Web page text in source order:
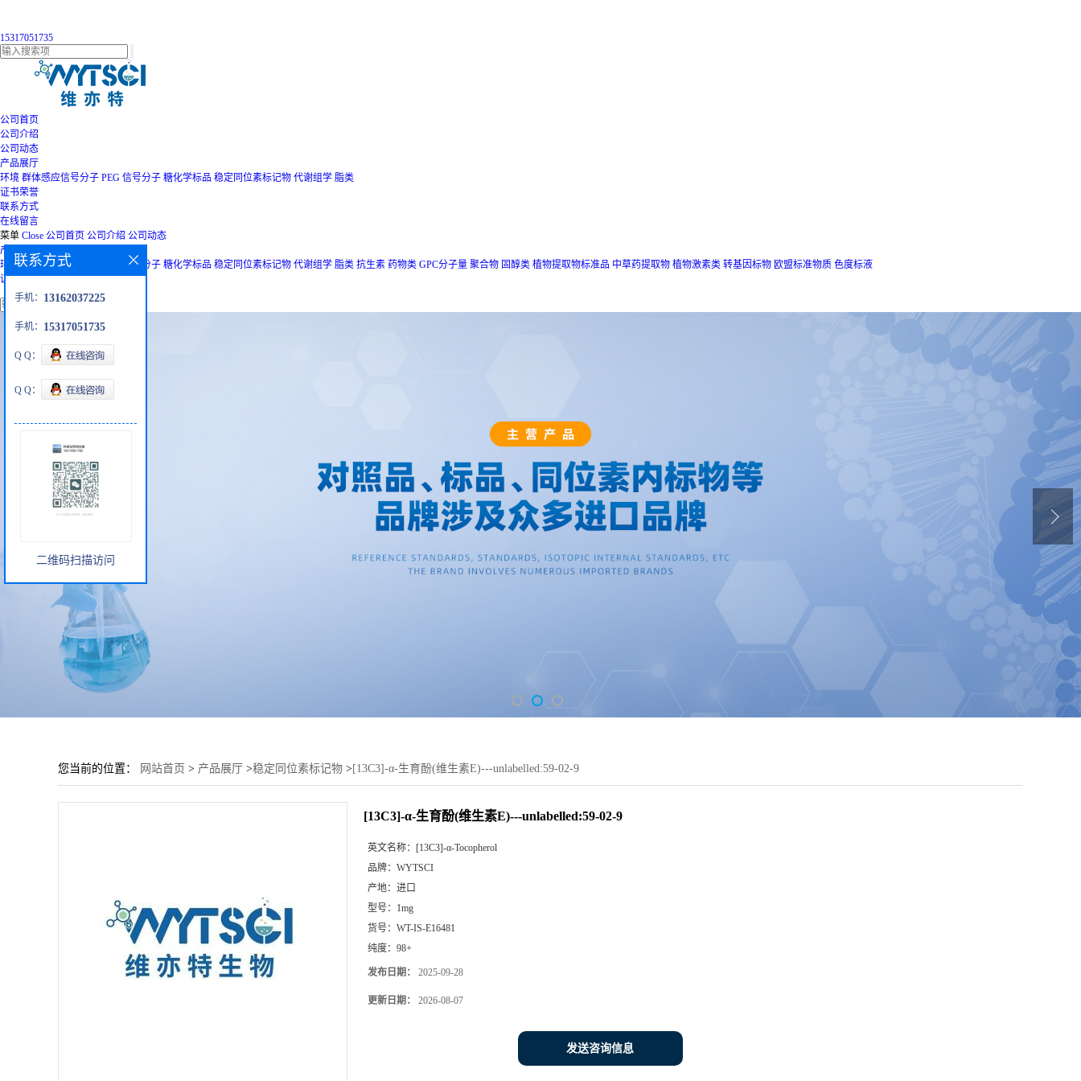
15317051735
公司首页
公司介绍
公司动态
产品展厅
环境 群体感应信号分子 PEG 信号分子 糖化学标品 稳定同位素标记物 代谢组学 脂类
证书荣誉
联系方式
在线留言
菜单 Close 公司首页 公司介绍 公司动态
产品展厅
环境 群体感应信号分子 信号分子 糖化学标品 稳定同位素标记物 代谢组学 脂类 抗生素 药物类 GPC分子量 聚合物 固醇类 植物提取物标准品 中草药提取物 植物激素类 转基因标物 欧盟标准物质 色度标液
证书荣誉 联系方式 在线留言
您当前的位置： 网站首页 > 产品展厅 >稳定同位素标记物 >[13C3]-α-生育酚(维生素E)---unlabelled:59-02-9
[13C3]-α-生育酚(维生素E)---unlabelled:59-02-9
英文名称： [13C3]-α-Tocopherol
品牌： WYTSCI
产地： 进口
型号： 1mg
货号： WT-IS-E16481
纯度： 98+
发布日期： 2025-09-28
更新日期： 2026-08-07
发送咨询信息
联系方式
手机： 13162037225
手机： 15317051735
Q Q：
Q Q：
二维码扫描访问